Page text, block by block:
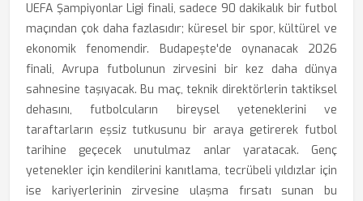
UEFA Şampiyonlar Ligi finali, sadece 90 dakikalık bir futbol
maçından çok daha fazlasıdır; küresel bir spor, kültürel ve
ekonomik fenomendir. Budapeşte'de oynanacak 2026
finali, Avrupa futbolunun zirvesini bir kez daha dünya
sahnesine taşıyacak. Bu maç, teknik direktörlerin taktiksel
dehasını, futbolcuların bireysel yeteneklerini ve
taraftarların eşsiz tutkusunu bir araya getirerek futbol
tarihine geçecek unutulmaz anlar yaratacak. Genç
yetenekler için kendilerini kanıtlama, tecrübeli yıldızlar için
ise kariyerlerinin zirvesine ulaşma fırsatı sunan bu